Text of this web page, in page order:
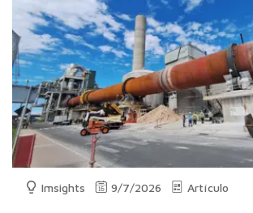
Imsights 9/7/2026 Artículo